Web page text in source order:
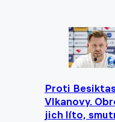
Proti
Vlkanovy.
jich líto,